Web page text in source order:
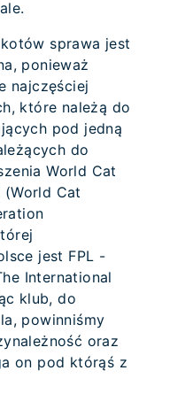
sprawa jest
ponieważ
najczęściej
które należą do
pod jedną
do
World Cat
(World Cat
jest FPL -
International
klub, do
powinniśmy
oraz
on pod którąś z